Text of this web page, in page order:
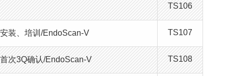
TS106
安装、培训/EndoScan-V TS107
首次3Q确认/EndoScan-V TS108